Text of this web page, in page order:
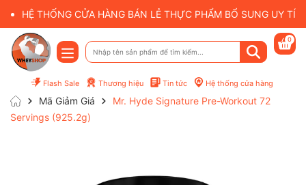
HỆ THỐNG CỬA HÀNG BÁN LẺ THỰC PHẨM BỔ SUNG UY
Flash Sale Thương hiệu Tin tức Hệ thống cửa hàng
0
Mã Giảm Giá
Mr. Hyde Signature Pre-Workout 72
Servings (925.2g)